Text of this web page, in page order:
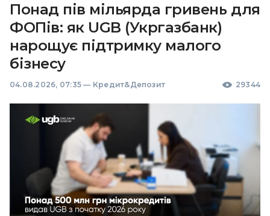
Понад пів мільярда гривень для
ФОПів: як UGB (Укргазбанк)
нарощує підтримку малого
бізнесу
04.08.2026, 07:35 — Кредит&Депозит 29344